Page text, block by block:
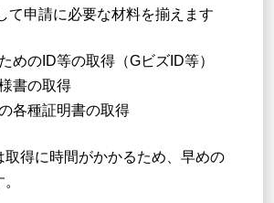
て申請に必要な材料を揃えます
めのID等の取得（GビズID等）
書の取得
各種証明書の取得
取得に時間がかかるため、早めの